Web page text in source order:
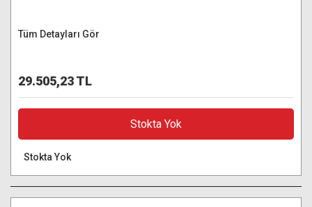
Tüm Detayları Gör
29.505,23 TL
Stokta Yok
Stokta Yok